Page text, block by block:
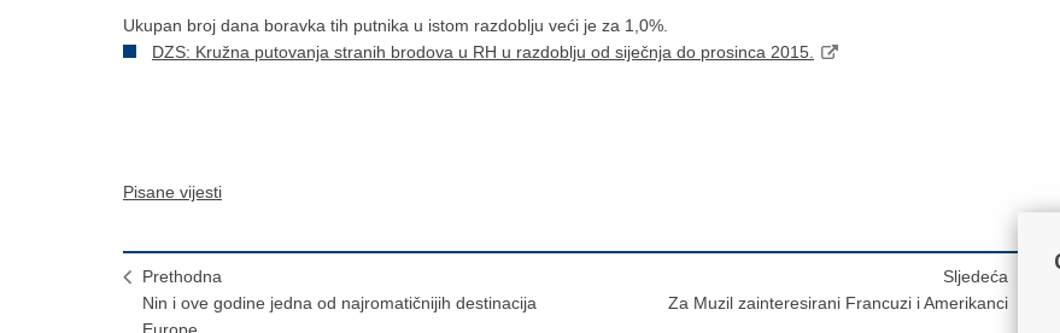
Ukupan broj dana boravka tih putnika u istom razdoblju veći je za 1,0%.
DZS: Kružna putovanja stranih brodova u RH u razdoblju od siječnja do prosinca 2015.
Pisane vijesti
Prethodna
Nin i ove godine jedna od najromatičnijih destinacija
Europe
Sljedeća
Za Muzil zainteresirani Francuzi i Amerikanci